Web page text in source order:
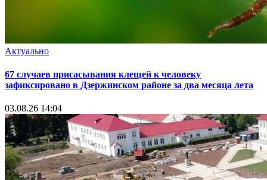
Актуально
67 случаев присасывания клещей к человеку
зафиксировано в Дзержинском районе за два месяца лета
03.08.26 14:04